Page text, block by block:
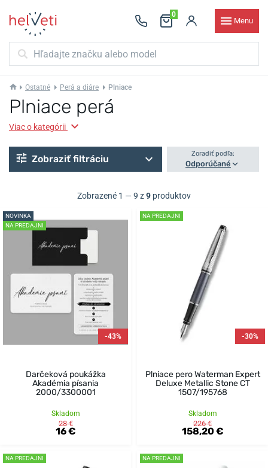
0
Menu
Ostatné Perá a diáre Plniace
Plniace perá
Viac o kategórii
Zobraziť filtráciu Zoradiť podľa:
Odporúčané
Zobrazené 1 — 9 z9 produktov
NOVINKA
NA PREDAJNI
-43%
Darčeková poukážka
Akadémia písania
2000/3300001
Skladom
28 €
16 €
NA PREDAJNI
-30%
Plniace pero Waterman Expert
Deluxe Metallic Stone CT
1507/195768
Skladom
226 €
158,20 €
NA PREDAJNI NA PREDAJNI